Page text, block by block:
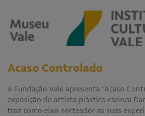
Sobre
Acaso Controlado
A Fundação Vale apresenta “Acaso
exposição do artista plástico carioca
traz como eixo norteador as suas